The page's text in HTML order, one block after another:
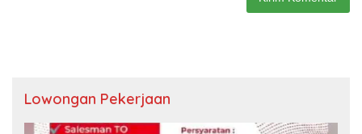
Lowongan Pekerjaan